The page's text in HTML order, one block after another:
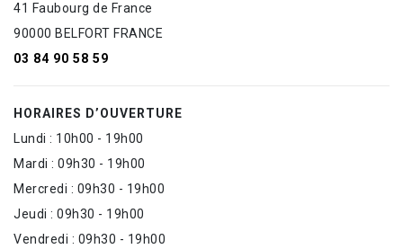
41 Faubourg de France
90000 BELFORT FRANCE
03 84 90 58 59
HORAIRES D’OUVERTURE
Lundi : 10h00 - 19h00
Mardi : 09h30 - 19h00
Mercredi : 09h30 - 19h00
Jeudi : 09h30 - 19h00
Vendredi : 09h30 - 19h00